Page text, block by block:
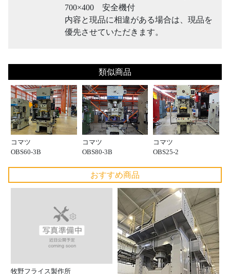
700×400 安全機付
内容と現品に相違がある場合は、現品を
優先させていただきます。
類似商品
コマツ
OBS60-3B
コマツ
OBS80-3B
コマツ
OBS25-2
おすすめ商品
牧野フライス製作所